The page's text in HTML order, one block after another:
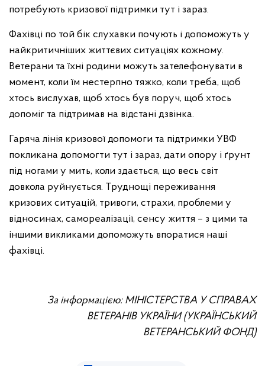
потребують кризової підтримки тут і зараз.
Фахівці по той бік слухавки почують і допоможуть у
найкритичніших життєвих ситуаціях кожному.
Ветерани та їхні родини можуть зателефонувати в
момент, коли їм нестерпно тяжко, коли треба, щоб
хтось вислухав, щоб хтось був поруч, щоб хтось
допоміг та підтримав на відстані дзвінка.
Гаряча лінія кризової допомоги та підтримки УВФ
покликана допомогти тут і зараз, дати опору і ґрунт
під ногами у мить, коли здається, що весь світ
довкола руйнується. Труднощі переживання
кризових ситуацій, тривоги, страхи, проблеми у
відносинах, самореалізації, сенсу життя – з цими та
іншими викликами допоможуть впоратися наші
фахівці.
За інформацією: МІНІСТЕРСТВА У СПРАВАХ
ВЕТЕРАНІВ УКРАЇНИ (УКРАЇНСЬКИЙ
ВЕТЕРАНСЬКИЙ ФОНД)